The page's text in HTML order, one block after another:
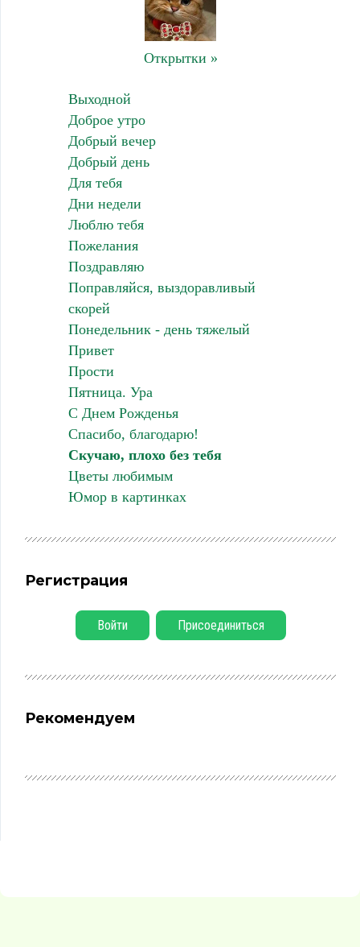
Открытки »
Выходной
Доброе утро
Добрый вечер
Добрый день
Для тебя
Дни недели
Люблю тебя
Пожелания
Поздравляю
Поправляйся, выздоравливый
скорей
Понедельник - день тяжелый
Привет
Прости
Пятница. Ура
С Днем Рожденья
Спасибо, благодарю!
Скучаю, плохо без тебя
Цветы любимым
Юмор в картинках
Регистрация
Войти Присоединиться
Рекомендуем